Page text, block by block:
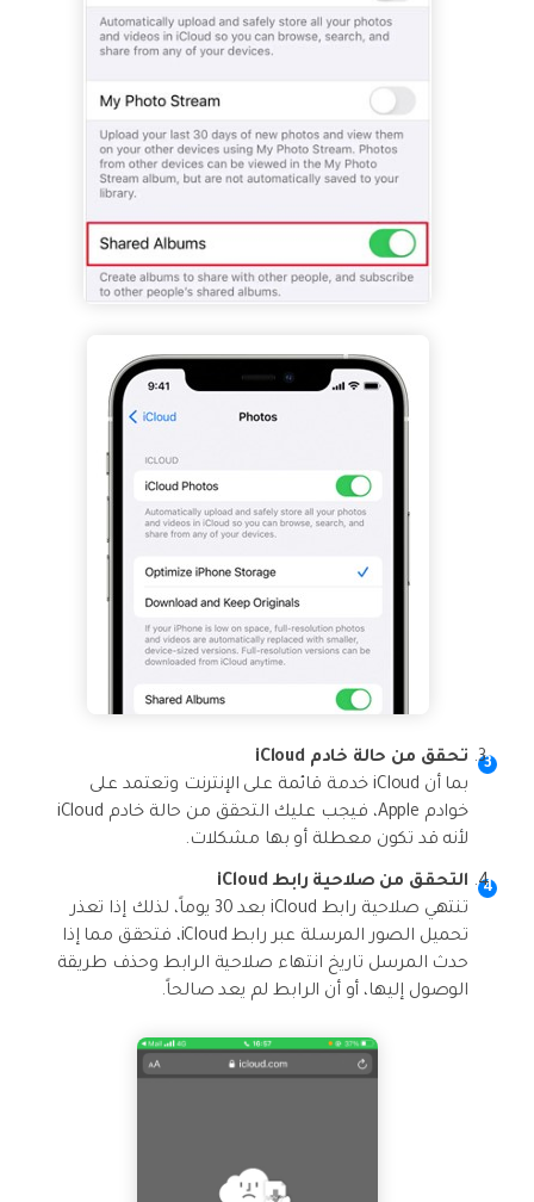
تحقق من حالة خادم iCloud
بما أن iCloud خدمة قائمة على الإنترنت وتعتمد على
خوادم Apple، فيجب عليك التحقق من حالة خادم iCloud
لأنه قد تكون معطلة أو بها مشكلات.
التحقق من صلاحية رابط iCloud
تنتهي صلاحية رابط iCloud بعد 30 يوماً، لذلك إذا تعذر
تحميل الصور المرسلة عبر رابط iCloud، فتحقق مما إذا
حدث المرسل تاريخ انتهاء صلاحية الرابط وحذف طريقة
الوصول إليها، أو أن الرابط لم يعد صالحاً.